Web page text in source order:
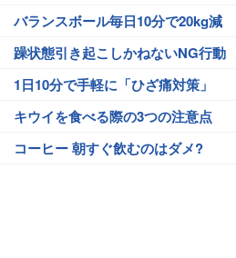
バランスボール毎日10分で20kg減
躁状態引き起こしかねないNG行動
1日10分で手軽に「ひざ痛対策」
キウイを食べる際の3つの注意点
コーヒー 朝すぐ飲むのはダメ?